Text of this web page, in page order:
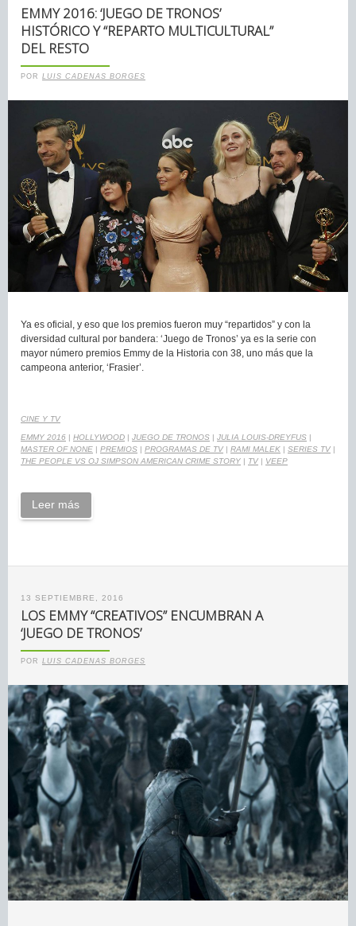
EMMY 2016: ‘JUEGO DE TRONOS’
HISTÓRICO Y “REPARTO MULTICULTURAL”
DEL RESTO
POR LUIS CADENAS BORGES
Ya es oficial, y eso que los premios fueron muy “repartidos” y con la
diversidad cultural por bandera: ‘Juego de Tronos’ ya es la serie con
mayor número premios Emmy de la Historia con 38, uno más que la
campeona anterior, ‘Frasier’.
CINE Y TV
EMMY 2016 | HOLLYWOOD | JUEGO DE TRONOS | JULIA LOUIS-DREYFUS |
MASTER OF NONE | PREMIOS | PROGRAMAS DE TV | RAMI MALEK | SERIES TV |
THE PEOPLE VS OJ SIMPSON AMERICAN CRIME STORY | TV | VEEP
Leer más
13 SEPTIEMBRE, 2016
LOS EMMY “CREATIVOS” ENCUMBRAN A
‘JUEGO DE TRONOS’
POR LUIS CADENAS BORGES